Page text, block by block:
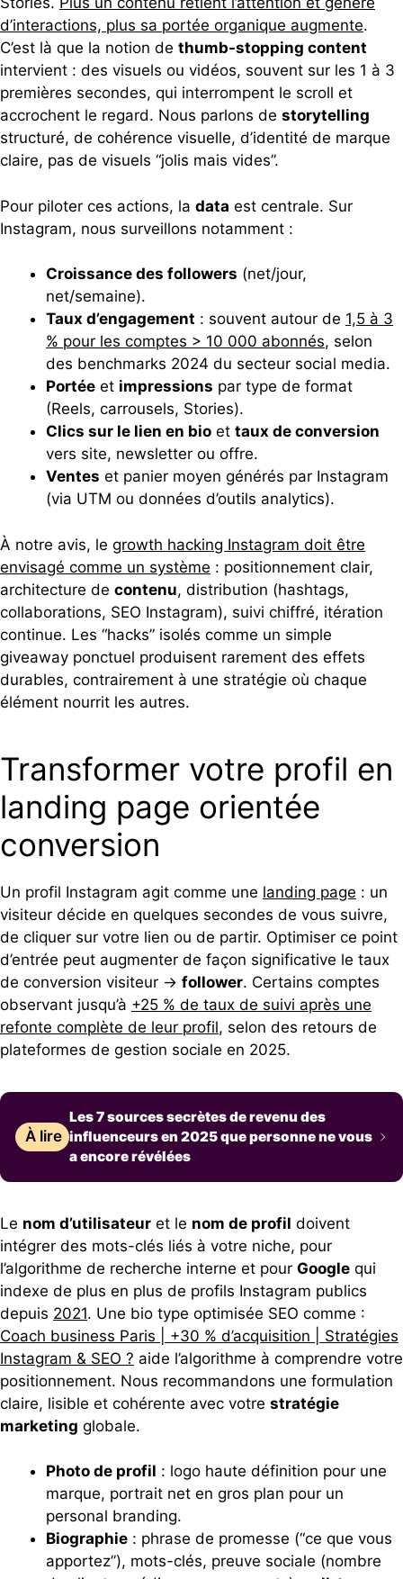
d’interactions, plus sa portée organique augmente.
C’est là que la notion de thumb-stopping content
intervient : des visuels ou vidéos, souvent sur les 1 à 3
premières secondes, qui interrompent le scroll et
accrochent le regard. Nous parlons de storytelling
structuré, de cohérence visuelle, d’identité de marque
claire, pas de visuels “jolis mais vides”.
Pour piloter ces actions, la data est centrale. Sur
Instagram, nous surveillons notamment :
Croissance des followers (net/jour,
net/semaine).
Taux d’engagement : souvent autour de 1,5 à 3
% pour les comptes > 10 000 abonnés, selon
des benchmarks 2024 du secteur social media.
Portée et impressions par type de format
(Reels, carrousels, Stories).
Clics sur le lien en bio et taux de conversion
vers site, newsletter ou offre.
Ventes et panier moyen générés par Instagram
(via UTM ou données d’outils analytics).
À notre avis, le growth hacking Instagram doit être
envisagé comme un système : positionnement clair,
architecture de contenu, distribution (hashtags,
collaborations, SEO Instagram), suivi chiffré, itération
continue. Les “hacks” isolés comme un simple
giveaway ponctuel produisent rarement des effets
durables, contrairement à une stratégie où chaque
élément nourrit les autres.
Transformer votre profil en
landing page orientée
conversion
Un profil Instagram agit comme une landing page : un
visiteur décide en quelques secondes de vous suivre,
de cliquer sur votre lien ou de partir. Optimiser ce point
d’entrée peut augmenter de façon significative le taux
de conversion visiteur → follower. Certains comptes
observant jusqu’à +25 % de taux de suivi après une
refonte complète de leur profil, selon des retours de
plateformes de gestion sociale en 2025.
À lire
Les 7 sources secrètes de revenu des
influenceurs en 2025 que personne ne vous
a encore révélées
Le nom d’utilisateur et le nom de profil doivent
intégrer des mots-clés liés à votre niche, pour
l’algorithme de recherche interne et pour Google qui
indexe de plus en plus de profils Instagram publics
depuis 2021. Une bio type optimisée SEO comme :
Coach business Paris | +30 % d’acquisition | Stratégies
Instagram & SEO ? aide l’algorithme à comprendre votre
positionnement. Nous recommandons une formulation
claire, lisible et cohérente avec votre stratégie
marketing globale.
Photo de profil : logo haute définition pour une
marque, portrait net en gros plan pour un
personal branding.
Biographie : phrase de promesse (“ce que vous
apportez”), mots-clés, preuve sociale (nombre